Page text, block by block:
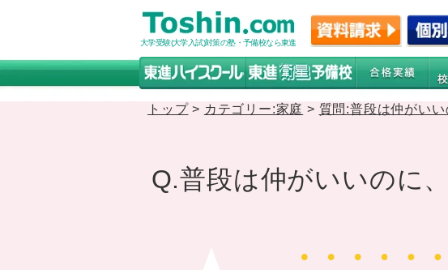
大学受験(大学入試)対策の塾・予備校なら東進
トップ> カテゴリー:家庭 > 質問:普段は仲がい
Q.普段は仲がいいのに